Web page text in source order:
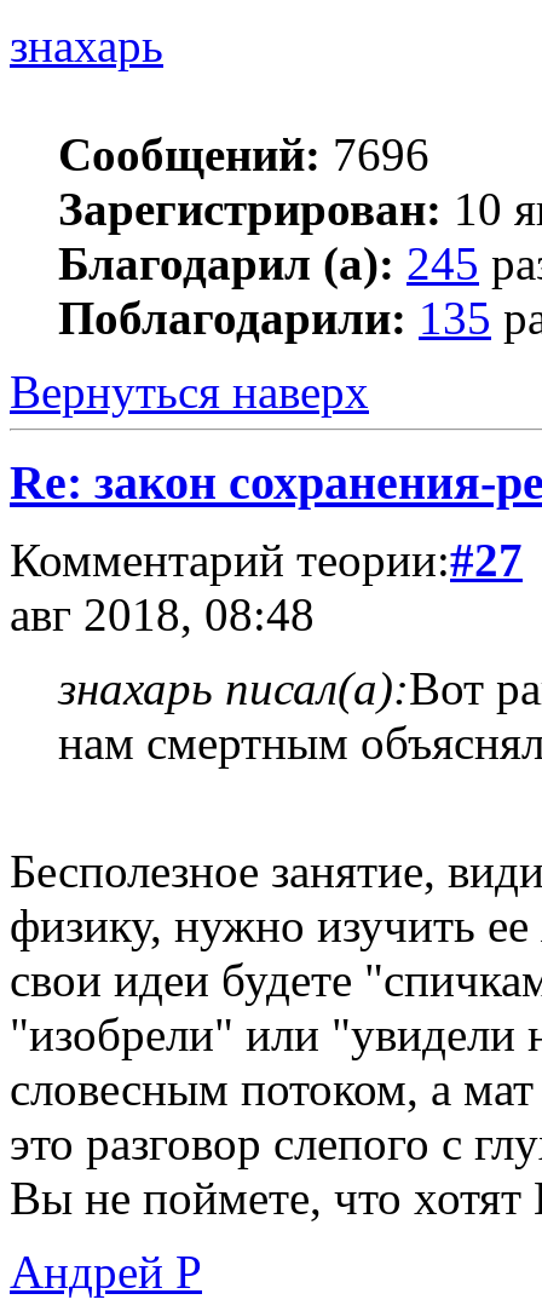
знахарь
Сообщений: 7696
Зарегистрирован: 10
Благодарил (а): 245
Поблагодарили: 135
Вернуться наверх
Re: закон сохранения-
Комментарий теории:#27
авг 2018, 08:48
знахарь писал(а):Вот
нам смертным
Бесполезное занятие,
физику, нужно изучить
свои идеи будете
"изобрели" или "увидели
словесным потоком, а
это разговор слепого с
Вы не поймете, что хотят
Андрей Р